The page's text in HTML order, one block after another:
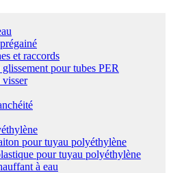
et raccords
pour tubes PER
visser
pour tuyau polyéthylène
pour tuyau polyéthylène
à eau